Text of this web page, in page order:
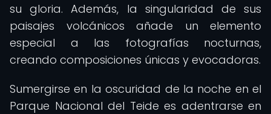
su gloria. Además, la singularidad de sus
paisajes volcánicos añade un elemento
especial a las fotografías nocturnas,
creando composiciones únicas y evocadoras.
Sumergirse en la oscuridad de la noche en el
Parque Nacional del Teide es adentrarse en